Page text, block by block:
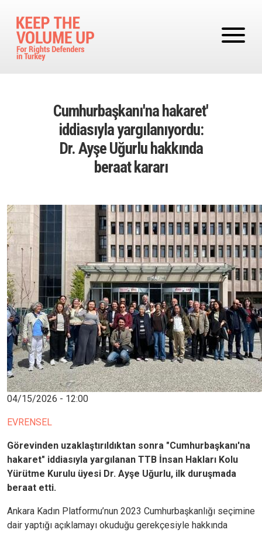
Cumhurbaşkanı'na hakaret'
iddiasıyla yargılanıyordu:
Dr. Ayşe Uğurlu hakkında
beraat kararı
Image
04/15/2026 - 12:00
EVRENSEL
Görevinden uzaklaştırıldıktan sonra "Cumhurbaşkanı'na
hakaret" iddiasıyla yargılanan TTB İnsan Hakları Kolu
Yürütme Kurulu üyesi Dr. Ayşe Uğurlu, ilk duruşmada
beraat etti.
Ankara Kadın Platformu’nun 2023 Cumhurbaşkanlığı seçimine
dair yaptığı açıklamayı okuduğu gerekçesiyle hakkında